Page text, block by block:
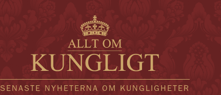
SENASTE NYHETERNA OM KUNGLIGHETER